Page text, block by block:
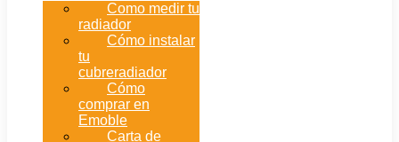
Como medir tu
radiador
Cómo instalar
tu
cubreradiador
Cómo
comprar en
Emoble
Carta de